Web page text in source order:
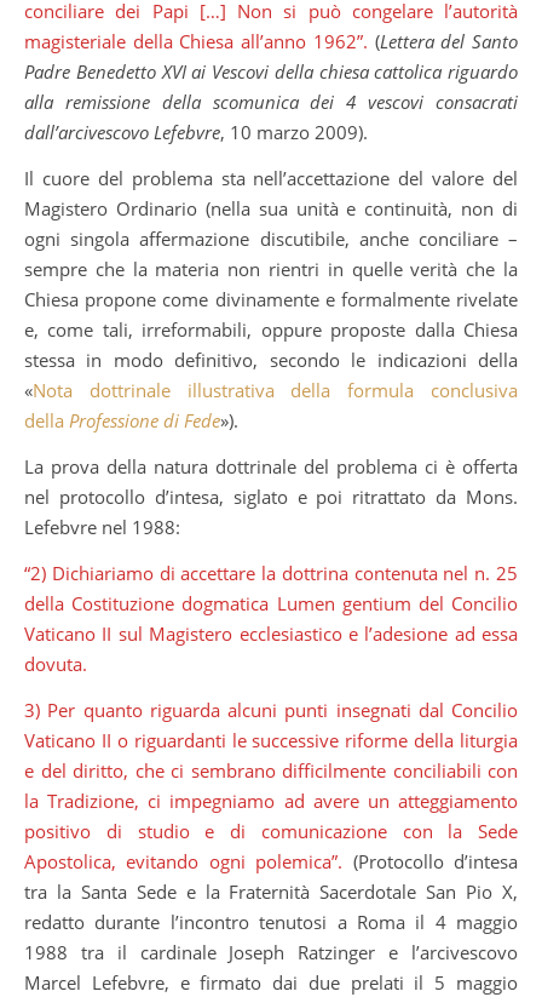
conciliare dei Papi […] Non si può congelare l’autorità
magisteriale della Chiesa all’anno 1962”. (Lettera del Santo
Padre Benedetto XVI ai Vescovi della chiesa cattolica riguardo
alla remissione della scomunica dei 4 vescovi consacrati
dall’arcivescovo Lefebvre, 10 marzo 2009).
Il cuore del problema sta nell’accettazione del valore del
Magistero Ordinario (nella sua unità e continuità, non di
ogni singola affermazione discutibile, anche conciliare –
sempre che la materia non rientri in quelle verità che la
Chiesa propone come divinamente e formalmente rivelate
e, come tali, irreformabili, oppure proposte dalla Chiesa
stessa in modo definitivo, secondo le indicazioni della
«Nota dottrinale illustrativa della formula conclusiva
della Professione di Fede»).
La prova della natura dottrinale del problema ci è offerta
nel protocollo d’intesa, siglato e poi ritrattato da Mons.
Lefebvre nel 1988:
“2) Dichiariamo di accettare la dottrina contenuta nel n. 25
della Costituzione dogmatica Lumen gentium del Concilio
Vaticano II sul Magistero ecclesiastico e l’adesione ad essa
dovuta.
3) Per quanto riguarda alcuni punti insegnati dal Concilio
Vaticano II o riguardanti le successive riforme della liturgia
e del diritto, che ci sembrano difficilmente conciliabili con
la Tradizione, ci impegniamo ad avere un atteggiamento
positivo di studio e di comunicazione con la Sede
Apostolica, evitando ogni polemica”. (Protocollo d’intesa
tra la Santa Sede e la Fraternità Sacerdotale San Pio X,
redatto durante l’incontro tenutosi a Roma il 4 maggio
1988 tra il cardinale Joseph Ratzinger e l’arcivescovo
Marcel Lefebvre, e firmato dai due prelati il 5 maggio